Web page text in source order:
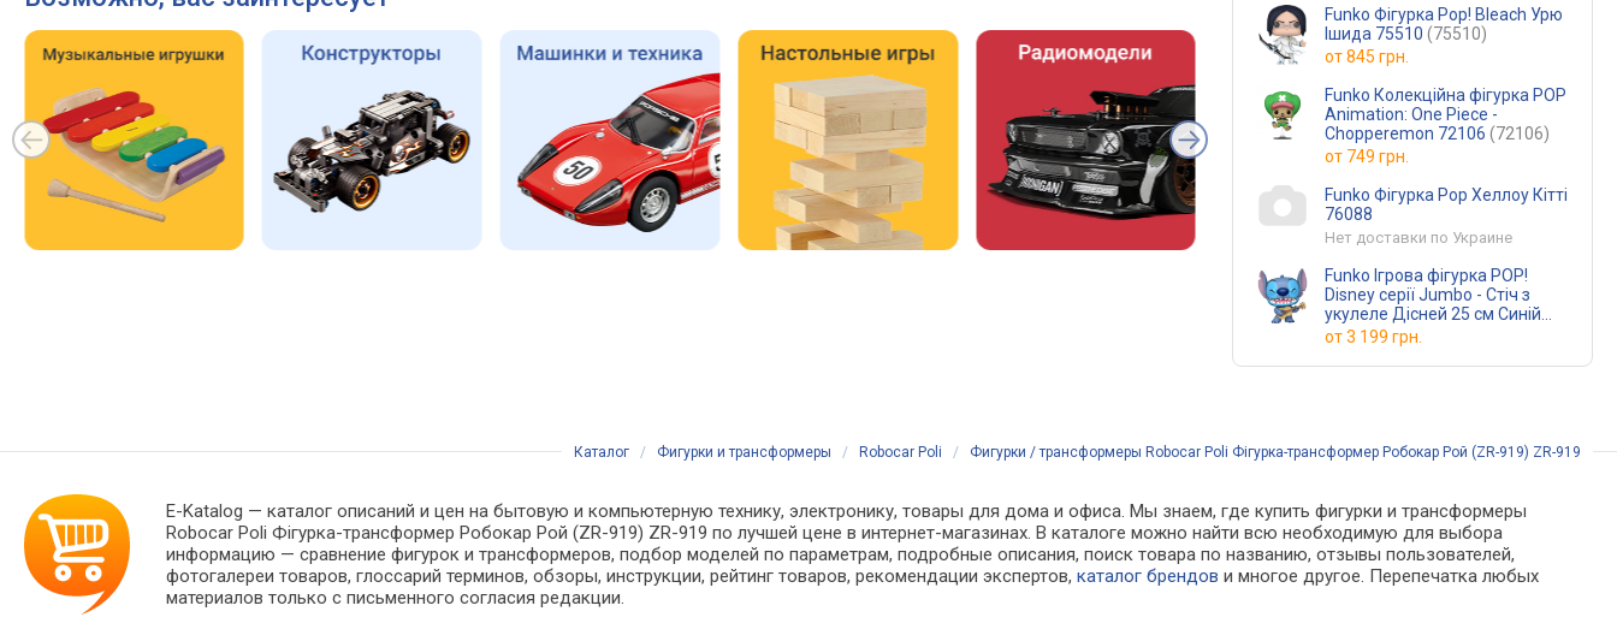
Funko Фігурка Pop! Bleach Урю
Ішида 75510 (75510)
от845 грн.
Funko Колекційна фігурка POP
Animation: One Piece -
Chopperemon 72106 (72106)
от 749 грн.
Funko Фігурка Pop Хеллоу Кітті
76088
Нет доставки по Украине
Funko Ігрова фігурка POP!
Disney серії Jumbo - Стіч з
укулеле Дісней 25 см Синій
колір
от3 199 грн.
Каталог / Фигурки и трансформеры / Robocar Poli / Фигурки / трансформеры Robocar Poli Фігурка-трансформер Робокар Рой (ZR-919) ZR-919
E-Katalog — каталог описаний и цен на бытовую и компьютерную технику, электронику, товары для дома и офиса. Мы знаем, где купить фигурки и трансформеры
Robocar Poli Фігурка-трансформер Робокар Рой (ZR-919) ZR-919 по лучшей цене в интернет-магазинах. В каталоге можно найти всю необходимую для выбора
информацию — сравнение фигурок и трансформеров, подбор моделей по параметрам, подробные описания, поиск товара по названию, отзывы пользователей,
фотогалереи товаров, глоссарий терминов, обзоры, инструкции, рейтинг товаров, рекомендации экспертов,каталог брендов и многое другое. Перепечатка любых
материалов только с письменного согласия редакции.